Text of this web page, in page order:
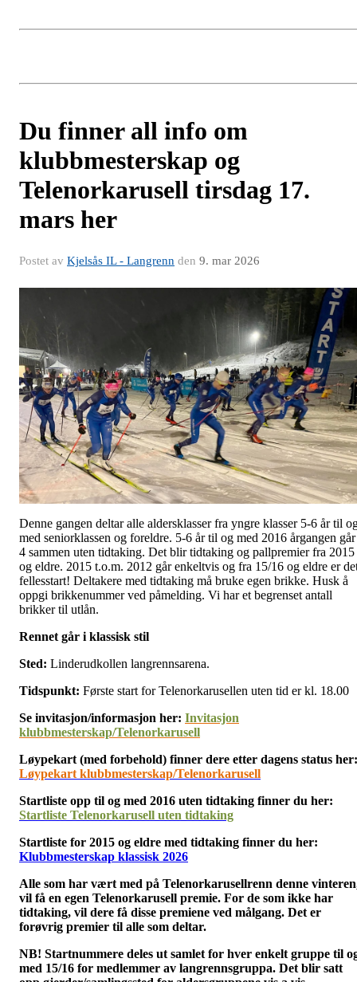
Du finner all info om
klubbmesterskap og
Telenorkarusell tirsdag 17.
mars her
Postet av Kjelsås IL - Langrenn den 9. mar 2026
Denne gangen deltar alle aldersklasser fra yngre klasser 5-6 år til
med seniorklassen og foreldre. 5-6 år til og med 2016 årgangen går
4 sammen uten tidtaking. Det blir tidtaking og pallpremier fra 2015
og eldre. 2015 t.o.m. 2012 går enkeltvis og fra 15/16 og eldre er
fellesstart! Deltakere med tidtaking må bruke egen brikke. Husk å
oppgi brikkenummer ved påmelding. Vi har et begrenset antall
brikker til utlån.
Rennet går i klassisk stil
Sted: Linderudkollen langrennsarena.
Tidspunkt: Første start for Telenorkarusellen uten tid er kl. 18.00
Se invitasjon/informasjon her: Invitasjon
klubbmesterskap/Telenorkarusell
Løypekart (med forbehold) finner dere etter dagens status her:
Løypekart klubbmesterskap/Telenorkarusell
Startliste opp til og med 2016 uten tidtaking finner du her:
Startliste Telenorkarusell uten tidtaking
Startliste for 2015 og eldre med tidtaking finner du her:
Klubbmesterskap klassisk 2026
Alle som har vært med på Telenorkarusellrenn denne
vil få en egen Telenorkarusell premie. For de som ikke har
tidtaking, vil dere få disse premiene ved målgang. Det er
forøvrig premier til alle som deltar.
NB! Startnummere deles ut samlet for hver enkelt gruppe til
med 15/16 for medlemmer av langrennsgruppa. Det blir satt